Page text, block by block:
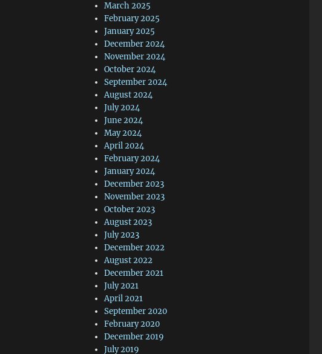
March 2025
February 2025
January 2025
December 2024
November 2024
October 2024
September 2024
August 2024
July 2024
June 2024
May 2024
April 2024
February 2024
January 2024
December 2023
November 2023
October 2023
August 2023
July 2023
December 2022
August 2022
December 2021
July 2021
April 2021
September 2020
February 2020
December 2019
July 2019